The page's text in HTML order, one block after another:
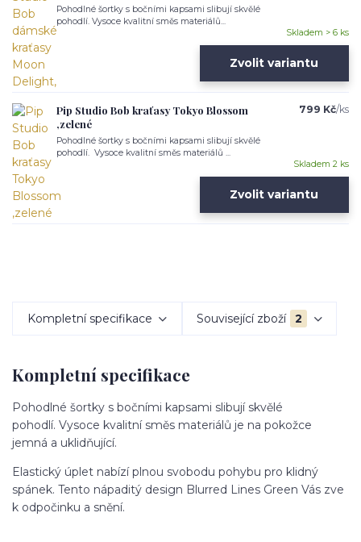
Pohodlné šortky s bočními kapsami slibují skvělé
pohodlí. Vysoce kvalitní směs materiálů...
Skladem > 6 ks
Zvolit variantu
Pip Studio Bob kraťasy Tokyo Blossom
,zelené
Pohodlné šortky s bočními kapsami slibují skvělé
pohodlí. Vysoce kvalitní směs materiálů ...
799 Kč/ks
Skladem 2 ks
Zvolit variantu
Kompletní specifikace Související zboží 2
Kompletní specifikace
Pohodlné šortky s bočními kapsami slibují skvělé
pohodlí. Vysoce kvalitní směs materiálů je na pokožce
jemná a uklidňující.
Elastický úplet nabízí plnou svobodu pohybu pro klidný
spánek. Tento nápaditý design Blurred Lines Green Vás zve
k odpočinku a snění.